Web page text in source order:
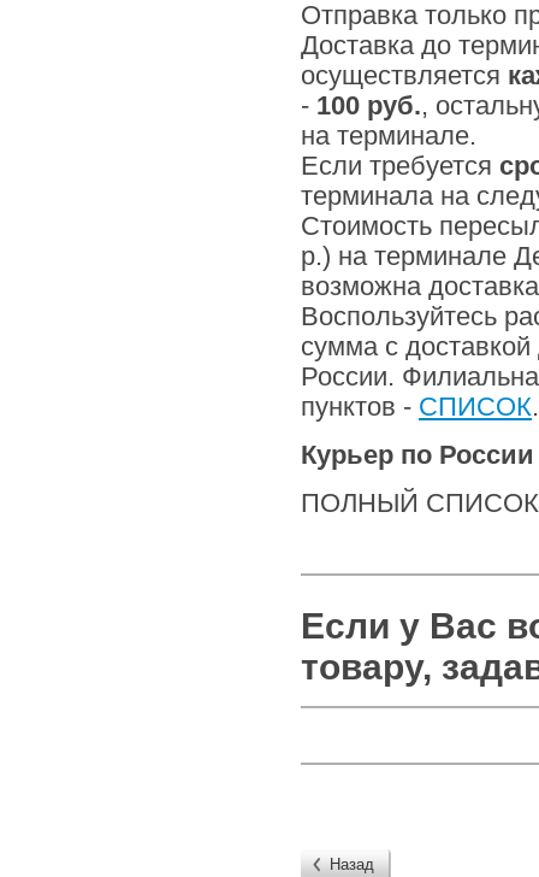
Отправка только
Доставка до
осуществляется
- 100 руб.,
на терминале.
Если требуется
терминала на
Стоимость
р.) на терминале
возможна
Воспользуйтесь
сумма с
России.
пунктов - СПИСОК.
Курьер по
ПОЛНЫЙ
Если у Вас
товару,
Назад